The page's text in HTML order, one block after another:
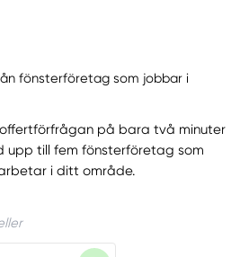
fönsterföretag som jobbar i
på bara två minuter
upp till fem fönsterföretag som
i ditt område.